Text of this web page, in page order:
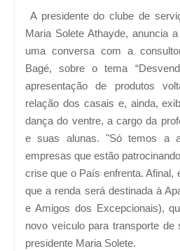
A presidente do clube de
Maria Solete Athayde, anuncia
uma conversa com a
Bagé, sobre o tema
apresentação de produtos
relação dos casais e, ainda,
dança do ventre, a cargo da
e suas alunas. "Só temos a
empresas que estão
crise que o País enfrenta. Afinal,
que a renda será destinada à
e Amigos dos Excepcionais),
novo veículo para transporte de
presidente Maria Solete.